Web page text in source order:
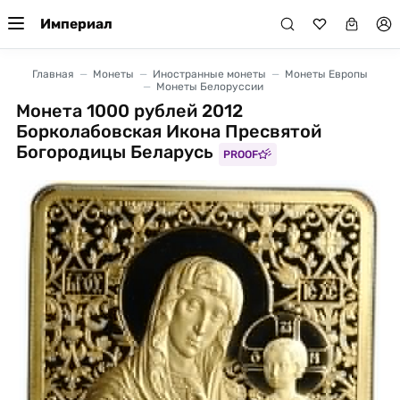
Империал
Главная Монеты Иностранные монеты
Монеты Европы
Монеты Белоруссии
Монета 1000 рублей 2012
Борколабовская Икона Пресвятой
Богородицы Беларусь
PROOF